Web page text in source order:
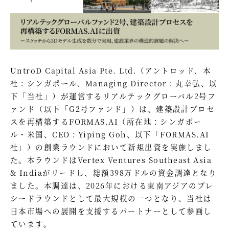
UntroD Capital Asia Pte. Ltd.（アントロッド、本
社：シンガポール、Managing Director：丸幸弘、以
下「当社」）が運営するリアルテックグローバル2号フ
ァンド（以下「G2号ファンド」）は、建築設計プロセ
スを再構築するFORMAS.AI（所在地：シンガポー
ル・米国、CEO：Yiping Goh、以下「FORMAS.AI
社」）の創業ラウンドにおいて新規出資を実施しまし
た。本ラウンドはVertex Ventures Southeast Asia
& Indiaがリードし、総額398万ドルの資金調達となり
ました。本調達は、2026年における東南アジアのプレ
シードラウンドとして最大規模の一つとなり、当社は
日本市場への展開を支援するパートナーとして参画し
ています。